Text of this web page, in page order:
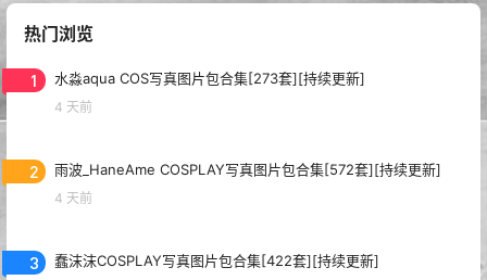
热门浏览
1 水淼aqua COS写真图片包合集[273套][持续更新]
4 天前
2 雨波_HaneAme COSPLAY写真图片包合集[572套][持续更新]
4 天前
3 蠢沫沫COSPLAY写真图片包合集[422套][持续更新]